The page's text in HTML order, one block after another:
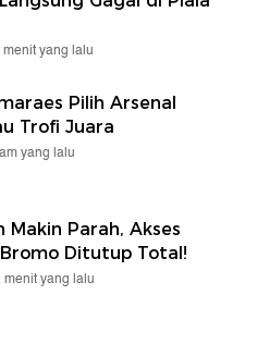
yang lalu
Pilih Arsenal
Trofi Juara
yang lalu
Makin Parah, Akses
Ditutup Total!
menit yang lalu